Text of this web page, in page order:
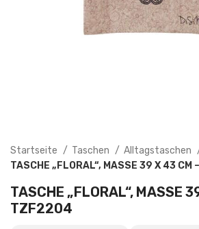
Startseite Taschen
Alltagstaschen
TASCHE „FLORAL“, MASSE 39 X 43
TASCHE „FLORAL“, MASSE
ZF2204